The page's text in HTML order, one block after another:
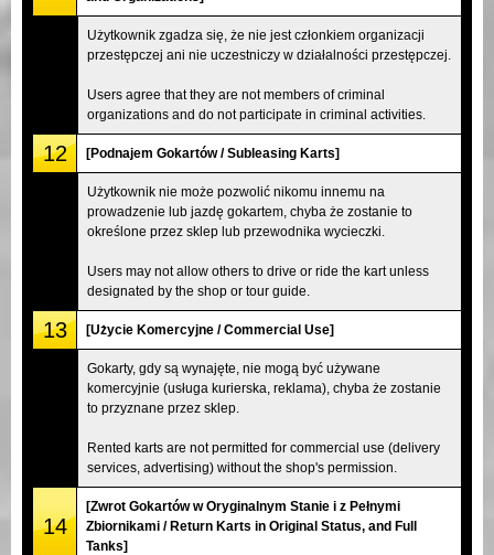
Użytkownik zgadza się, że nie jest członkiem organizacji
przestępczej ani nie uczestniczy w działalności przestępczej.
Users agree that they are not members of criminal
organizations and do not participate in criminal activities.
12 [Podnajem Gokartów / Subleasing Karts]
Użytkownik nie może pozwolić nikomu innemu na
prowadzenie lub jazdę gokartem, chyba że zostanie to
określone przez sklep lub przewodnika wycieczki.
Users may not allow others to drive or ride the kart unless
designated by the shop or tour guide.
13 [Użycie Komercyjne / Commercial Use]
Gokarty, gdy są wynajęte, nie mogą być używane
komercyjnie (usługa kurierska, reklama), chyba że zostanie
to przyznane przez sklep.
Rented karts are not permitted for commercial use (delivery
services, advertising) without the shop's permission.
14
[Zwrot Gokartów w Oryginalnym Stanie i z Pełnymi
Zbiornikami / Return Karts in Original Status, and Full
Tanks]